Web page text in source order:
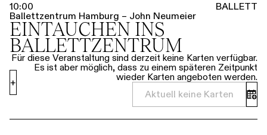
10:00
Ballettzentrum Hamburg – John Neumeier
BALLETT
EINTAUCHEN INS
BALLETTZENTRUM
Für diese Veranstaltung sind derzeit keine Karten verfügbar.
Es ist aber möglich, dass zu einem späteren Zeitpunkt
wieder Karten angeboten werden.
Aktuell keine Karten
+